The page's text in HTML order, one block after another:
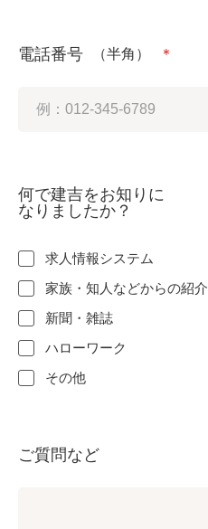
電話番号 （半角） ＊
何で建吉をお知りに
なりましたか？
求人情報システム
家族・知人などからの紹介
新聞・雑誌
ハローワーク
その他
ご質問など